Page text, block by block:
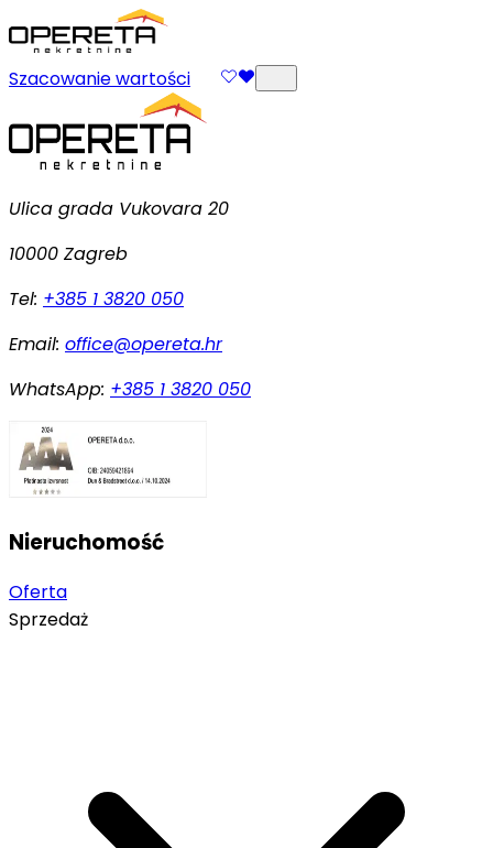
Szacowanie wartości
Ulica grada Vukovara 20
10000 Zagreb
Tel: +385 1 3820 050
Email: office@opereta.hr
WhatsApp: +385 1 3820 050
Nieruchomość
Oferta
Sprzedaż